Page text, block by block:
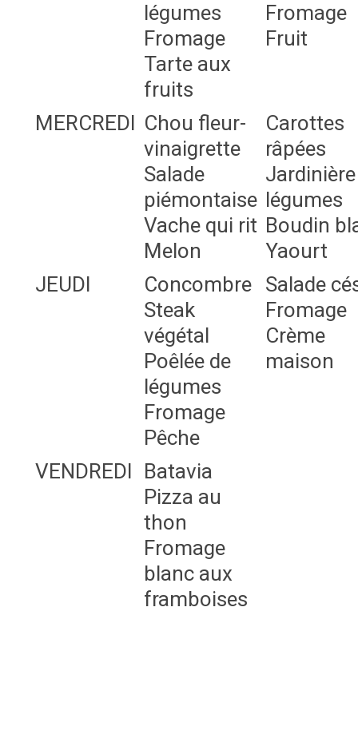
légumes
Fromage
Tarte aux
fruits
Fromage
Fruit
MERCREDI Chou fleur-
vinaigrette
Salade
piémontaise
Vache qui rit
Melon
Carottes
râpées
légumes
Boudin
Yaourt
JEUDI
Concombre
Steak
végétal
Poêlée de
légumes
Fromage
Pêche
Salade
Fromage
Crème
maison
VENDREDI Batavia
Pizza au
thon
Fromage
blanc aux
framboises